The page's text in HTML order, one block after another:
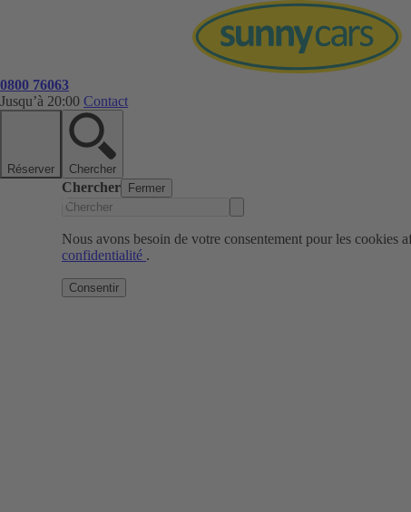
0800 76063
Jusqu’à 20:00 Contact
Réserver Chercher
Chercher Fermer
Nous avons besoin de votre consentement pour les cookies
confidentialité .
Consentir